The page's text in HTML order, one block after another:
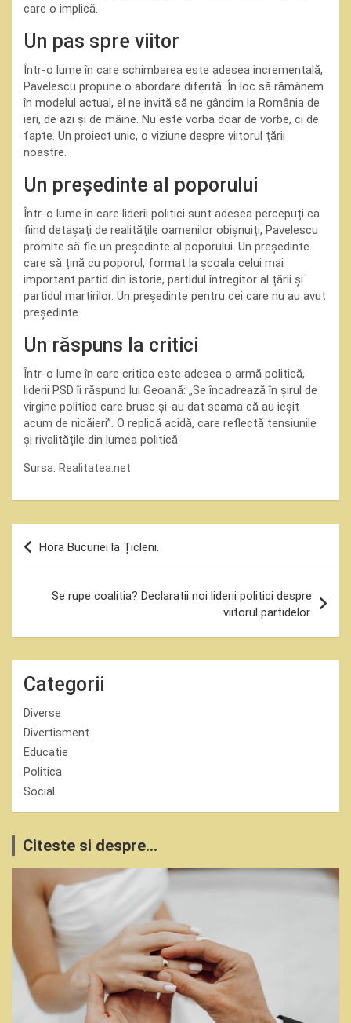
care o implică.
Un pas spre viitor
Într-o lume în care schimbarea este adesea incrementală,
Pavelescu propune o abordare diferită. În loc să rămânem
în modelul actual, el ne invită să ne gândim la România de
ieri, de azi și de mâine. Nu este vorba doar de vorbe, ci de
fapte. Un proiect unic, o viziune despre viitorul țării
noastre.
Un președinte al poporului
Într-o lume în care liderii politici sunt adesea percepuți ca
fiind detașați de realitățile oamenilor obișnuiți, Pavelescu
promite să fie un președinte al poporului. Un președinte
care să țină cu poporul, format la școala celui mai
important partid din istorie, partidul întregitor al țării și
partidul martirilor. Un președinte pentru cei care nu au avut
președinte.
Un răspuns la critici
Într-o lume în care critica este adesea o armă politică,
liderii PSD îi răspund lui Geoană: „Se încadrează în șirul de
virgine politice care brusc și-au dat seama că au ieșit
acum de nicăieri”. O replică acidă, care reflectă tensiunile
și rivalitățile din lumea politică.
Sursa: Realitatea.net
Navigare
articole
Hora Bucuriei la Țicleni.
Se rupe coalitia? Declaratii noi liderii politici despre
viitorul partidelor.
Categorii
Diverse
Divertisment
Educatie
Politica
Social
Citeste si despre...